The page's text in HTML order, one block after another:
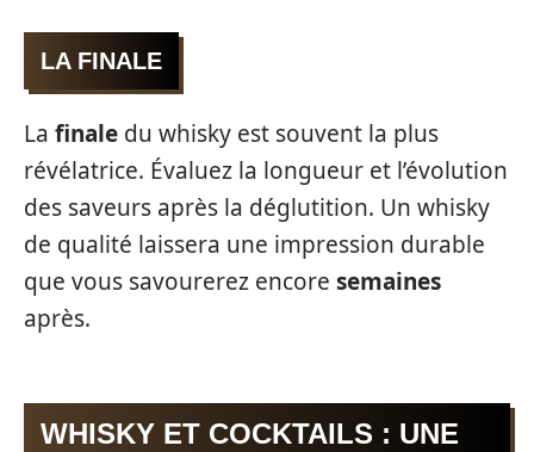
LA FINALE
La finale du whisky est souvent la plus
révélatrice. Évaluez la longueur et l’évolution
des saveurs après la déglutition. Un whisky
de qualité laissera une impression durable
que vous savourerez encore semaines
après.
WHISKY ET COCKTAILS : UNE